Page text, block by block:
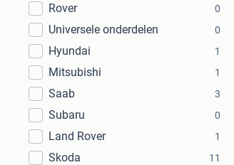
Rover 0
Universele onderdelen 0
Hyundai 1
Mitsubishi 1
Saab 3
Subaru 0
Land Rover 1
Skoda 11